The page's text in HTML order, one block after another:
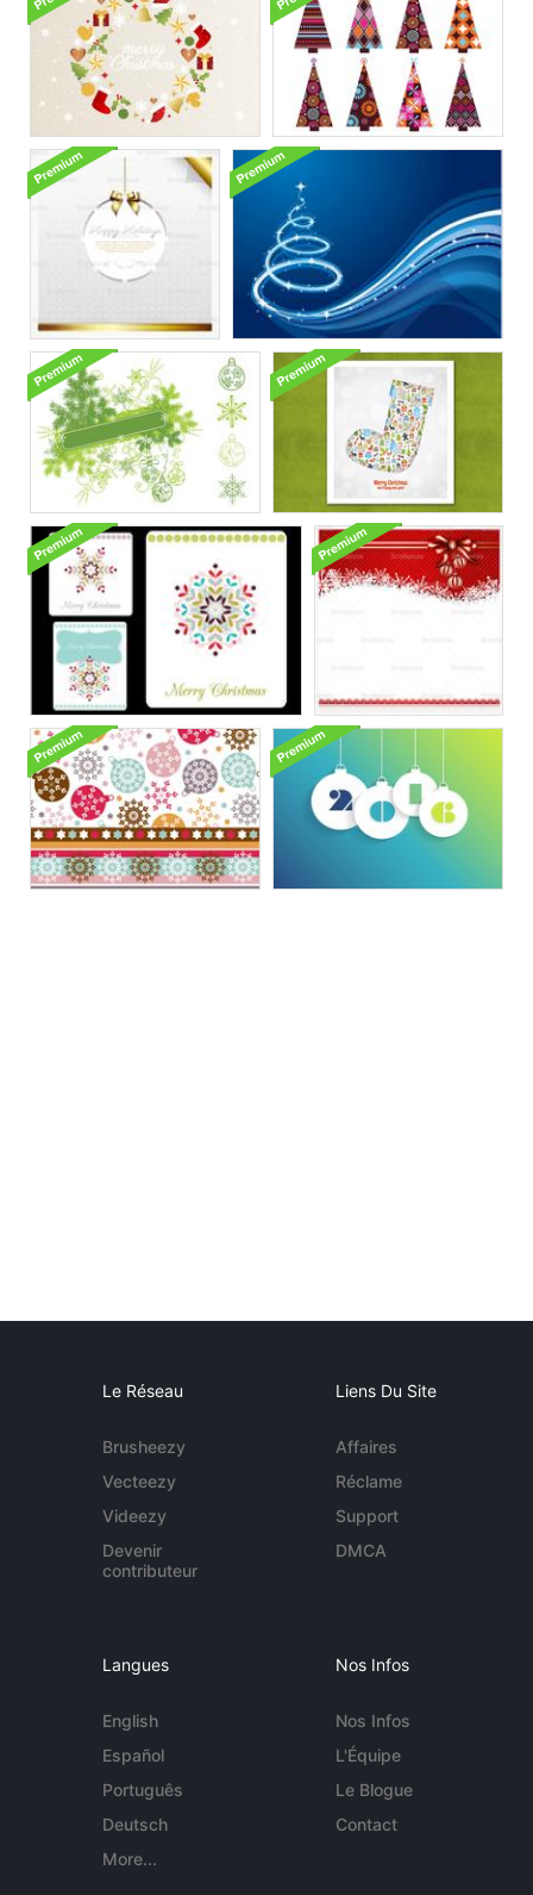
Le Réseau
Brusheezy
Vecteezy
Videezy
Devenir
contributeur
Liens Du Site
Affaires
Réclame
Support
DMCA
Langues
English
Español
Português
Deutsch
More...
Nos Infos
Nos Infos
L'Équipe
Le Blogue
Contact